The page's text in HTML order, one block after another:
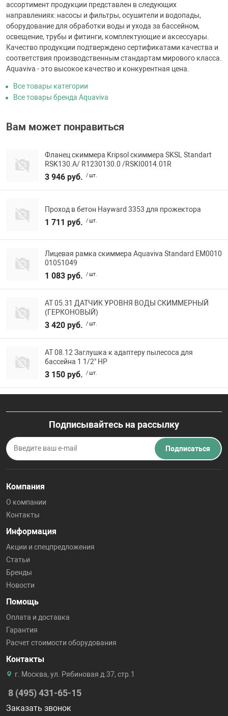
ассортимент продукции представлен в следующих
направлениях: насосы и фильтры, осушители и водопады,
оборудование для обработки воды и ухода за бассейном,
освещение, трубы и фитинги, комплектующие и аксессуары.
Качество продукции подтверждено сертификатами качества и
соответствия производственным стандартам мирового класса.
Aquaviva - это высокое качество и конкурентная цена.
Все товары категории
Все товары бренда Aquaviva
Вам может понравиться
Фланец скиммера Kripsol скиммера SKSL Standart
RSK130.A/ R1230130.0 /RSKI0014.01R
3 946 руб. / шт.
Проход в бетон Hayward 3353 для прожектора
1 711 руб. / шт.
Лицевая рамка скиммера Aquaviva Standard EM0010
01051049
1 083 руб. / шт.
АТ 05.31 ДАТЧИК УРОВНЯ ВОДЫ СКИММЕРНЫЙ
(ГЕРКОНОВЫЙ)
3 420 руб. / шт.
АТ 08.12 Заглушка к адаптеру пылесоса для
бассейна 1 1/2" НР
3 150 руб. / шт.
Подписывайтесь на рассылку
Подписаться
Компания
О компании
Контакты
Информация
Акции и спецпредложения
Статьи
Бренды
Новости
Помощь
Оплата и доставка
Гарантия
Расчет стоимости оборудования
Контакты
г. Москва, ул. Рябиновая д.37, стр.1
8 (495) 431-65-15
Заказать звонок